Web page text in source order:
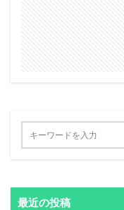
最近の投稿